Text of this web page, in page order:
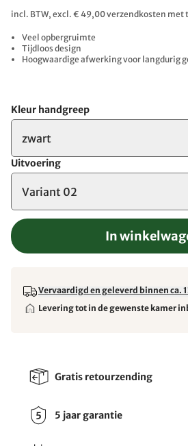
incl. BTW, excl. € 49,00 verzendkosten met
Veel opbergruimte
Tijdloos design
Hoogwaardige afwerking voor langdurig
Kleur handgreep
zwart
Uitvoering
Variant 02
In
Vervaardigd en geleverd binnen ca.
Levering tot in de gewenste kamer
Gratis retourzending
5 jaar garantie